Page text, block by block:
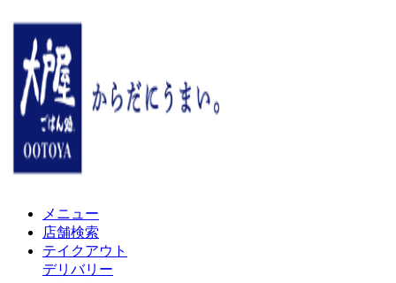
メニュー
店舗検索
テイクアウト
デリバリー